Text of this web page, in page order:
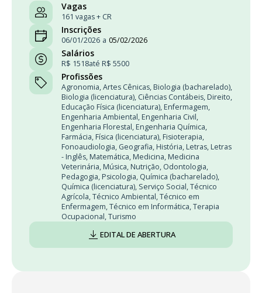
Vagas
161 vagas + CR
Inscrições
06/01/2026 a 05/02/2026
Salários
R$ 1518até R$ 5500
Profissões
Agronomia,Artes Cênicas, Biologia (bacharelado),
Biologia (licenciatura), Ciências Contábeis, Direito,
Educação Física (licenciatura), Enfermagem,
Engenharia Ambiental, Engenharia Civil,
Engenharia Florestal, Engenharia Química,
Farmácia, Física (licenciatura), Fisioterapia,
Fonoaudiologia, Geografia, História, Letras, Letras
- Inglês, Matemática, Medicina, Medicina
Veterinária, Música, Nutrição, Odontologia,
Pedagogia, Psicologia, Química (bacharelado),
Química (licenciatura), Serviço Social,Técnico
Agrícola,Técnico Ambiental,Técnico em
Enfermagem,Técnico em Informática,Terapia
Ocupacional,Turismo
EDITAL DE ABERTURA